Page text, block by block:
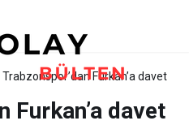
Trabzonspor’dan Furkan’a davet
Furkan’a davet
pehlivanı
oldu
Paylaş